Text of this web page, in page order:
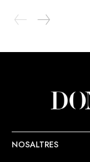
NOSALTRES